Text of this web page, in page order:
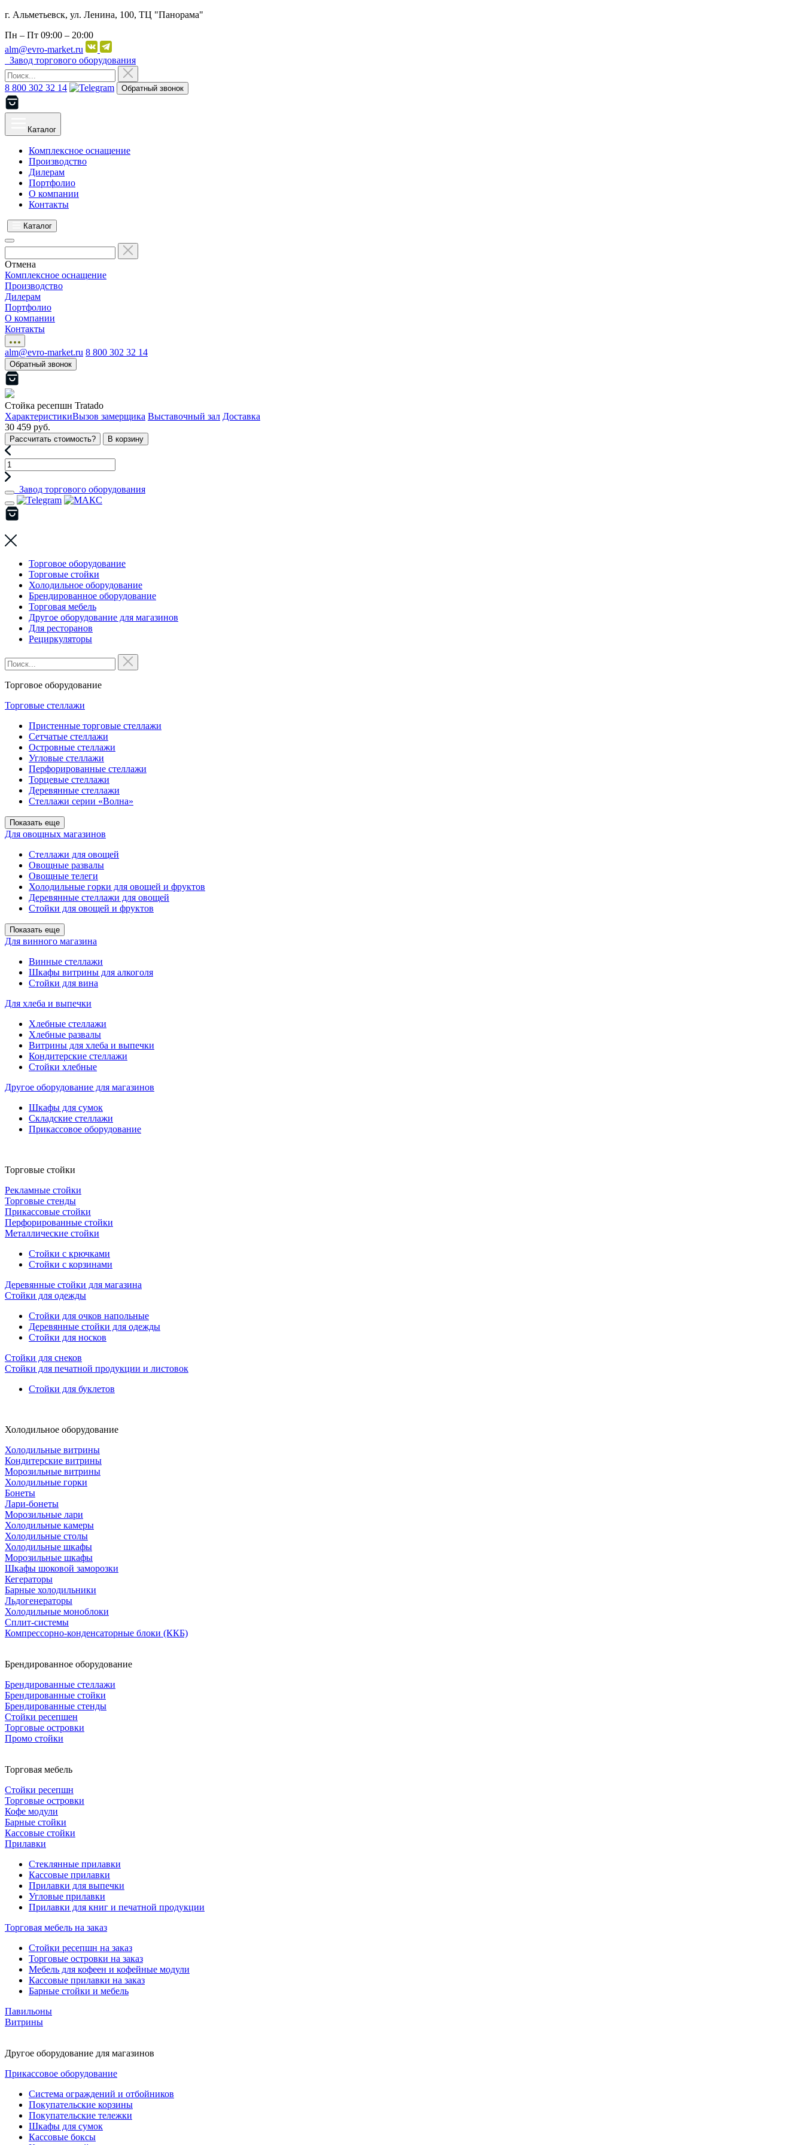
г. Альметьевск, ул. Ленина, 100, ТЦ "Панорама"
Пн – Пт 09:00 – 20:00
alm@evro-market.ru
Завод торгового оборудования
8 800 302 32 14 Обратный звонок
Каталог
Комплексное оснащение
Производство
Дилерам
Портфолио
О компании
Контакты
Каталог
Отмена
Комплексное оснащение
Производство
Дилерам
Портфолио
О компании
Контакты
alm@evro-market.ru 8 800 302 32 14
Обратный звонок
Стойка ресепшн Tratado
ХарактеристикиВызов замерщика Выставочный зал Доставка
30 459 руб.
Рассчитать стоимость? В корзину
Завод торгового оборудования
Торговое оборудование
Торговые стойки
Холодильное оборудование
Брендированное оборудование
Торговая мебель
Другое оборудование для магазинов
Для ресторанов
Рециркуляторы
Торговое оборудование
Торговые стеллажи
Пристенные торговые стеллажи
Сетчатые стеллажи
Островные стеллажи
Угловые стеллажи
Перфорированные стеллажи
Торцевые стеллажи
Деревянные стеллажи
Стеллажи серии «Волна»
Показать еще
Для овощных магазинов
Стеллажи для овощей
Овощные развалы
Овощные телеги
Холодильные горки для овощей и фруктов
Деревянные стеллажи для овощей
Стойки для овощей и фруктов
Показать еще
Для винного магазина
Винные стеллажи
Шкафы витрины для алкоголя
Стойки для вина
Для хлеба и выпечки
Хлебные стеллажи
Хлебные развалы
Витрины для хлеба и выпечки
Кондитерские стеллажи
Стойки хлебные
Другое оборудование для магазинов
Шкафы для сумок
Складские стеллажи
Прикассовое оборудование
Торговые стойки
Рекламные стойки
Торговые стенды
Прикассовые стойки
Перфорированные стойки
Металлические стойки
Стойки с крючками
Стойки с корзинами
Деревянные стойки для магазина
Стойки для одежды
Стойки для очков напольные
Деревянные стойки для одежды
Стойки для носков
Стойки для снеков
Стойки для печатной продукции и листовок
Стойки для буклетов
Холодильное оборудование
Холодильные витрины
Кондитерские витрины
Морозильные витрины
Холодильные горки
Бонеты
Лари-бонеты
Морозильные лари
Холодильные камеры
Холодильные столы
Холодильные шкафы
Морозильные шкафы
Шкафы шоковой заморозки
Кегераторы
Барные холодильники
Льдогенераторы
Холодильные моноблоки
Сплит-системы
Компрессорно-конденсаторные блоки (ККБ)
Брендированное оборудование
Брендированные стеллажи
Брендированные стойки
Брендированные стенды
Стойки ресепшен
Торговые островки
Промо стойки
Торговая мебель
Стойки ресепшн
Торговые островки
Кофе модули
Барные стойки
Кассовые стойки
Прилавки
Стеклянные прилавки
Кассовые прилавки
Прилавки для выпечки
Угловые прилавки
Прилавки для книг и печатной продукции
Торговая мебель на заказ
Стойки ресепшн на заказ
Торговые островки на заказ
Мебель для кофеен и кофейные модули
Кассовые прилавки на заказ
Барные стойки и мебель
Павильоны
Витрины
Другое оборудование для магазинов
Прикассовое оборудование
Система ограждений и отбойников
Покупательские корзины
Покупательские тележки
Шкафы для сумок
Кассовые боксы